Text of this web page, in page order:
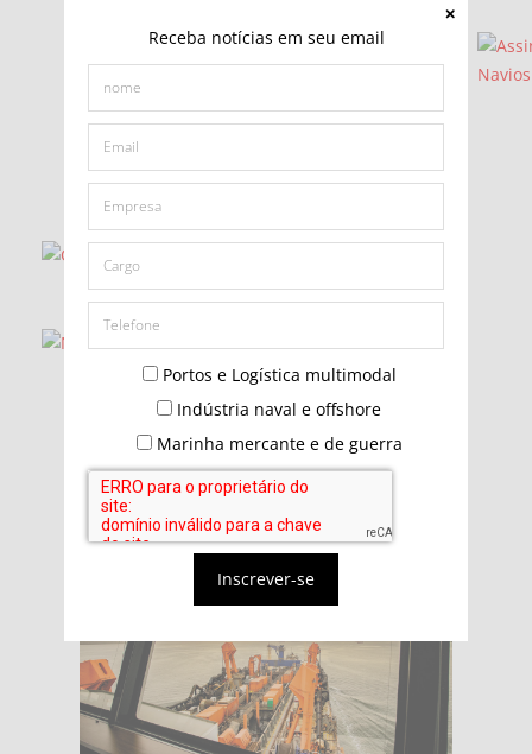
Receba notícias em seu email
Portos e Logística multimodal
Indústria naval e offshore
Marinha mercante e de guerra
Inscrever-se